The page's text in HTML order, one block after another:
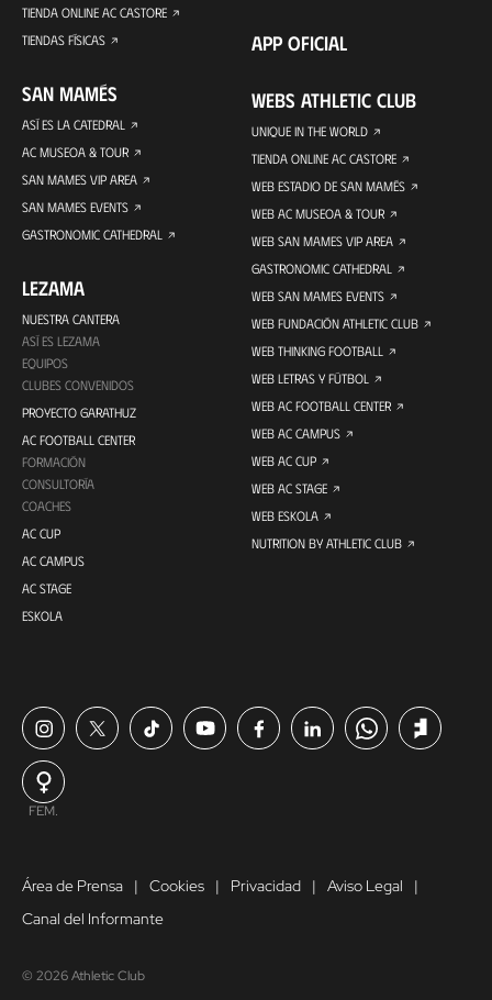
TIENDA ONLINE AC CASTORE
TIENDAS FÍSICAS
SAN MAMÉS
ASÍ ES LA CATEDRAL
AC MUSEOA & TOUR
SAN MAMES VIP AREA
SAN MAMES EVENTS
GASTRONOMIC CATHEDRAL
LEZAMA
NUESTRA CANTERA
ASÍ ES LEZAMA
EQUIPOS
CLUBES CONVENIDOS
PROYECTO GARATHUZ
AC FOOTBALL CENTER
FORMACIÓN
CONSULTORÍA
COACHES
AC CUP
AC CAMPUS
AC STAGE
ESKOLA
APP OFICIAL
WEBS ATHLETIC CLUB
UNIQUE IN THE WORLD
TIENDA ONLINE AC CASTORE
WEB ESTADIO DE SAN MAMÉS
WEB AC MUSEOA & TOUR
WEB SAN MAMES VIP AREA
GASTRONOMIC CATHEDRAL
WEB SAN MAMES EVENTS
WEB FUNDACIÓN ATHLETIC CLUB
WEB THINKING FOOTBALL
WEB LETRAS Y FÚTBOL
WEB AC FOOTBALL CENTER
WEB AC CAMPUS
WEB AC CUP
WEB AC STAGE
WEB ESKOLA
NUTRITION BY ATHLETIC CLUB
FEM.
Área de Prensa Cookies Privacidad
Aviso Legal
Canal del Informante
© 2026 Athletic Club